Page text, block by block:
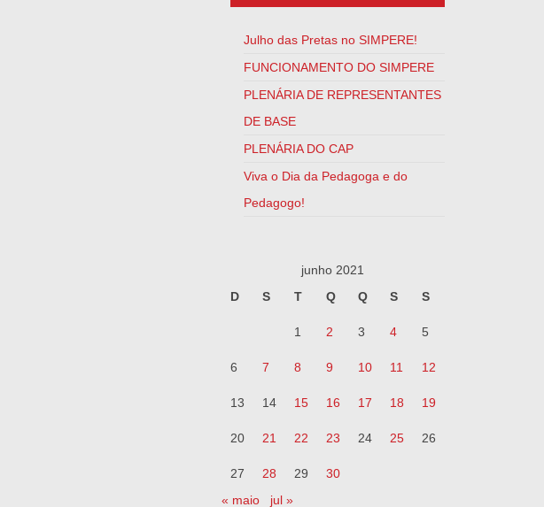
Julho das Pretas no SIMPERE!
FUNCIONAMENTO DO SIMPERE
PLENÁRIA DE REPRESENTANTES
DE BASE
PLENÁRIA DO CAP
Viva o Dia da Pedagoga e do
Pedagogo!
junho 2021
D
S T Q Q S S
1 2 3 4 5
6 7 8 9 10 11 12
13 14 15 16 17 18 19
20 21 22 23 24 25 26
27 28 29
30
« maio
jul »